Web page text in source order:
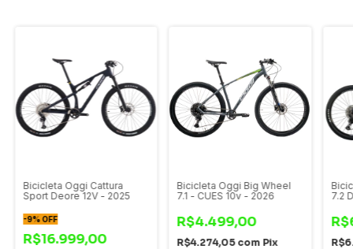
Bicicleta Oggi Cattura
Sport Deore 12V - 2025
-9%OFF
R$16.999,00
Bicicleta Oggi Big Wheel
7.1 - CUES 10v - 2026
R$4.499,00
R$4.274,05 com Pix
7.2